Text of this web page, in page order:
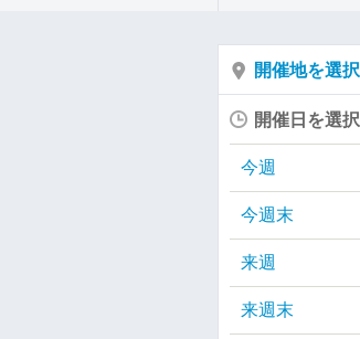
開催地を選択
開催日を選択
今週
今週末
来週
来週末